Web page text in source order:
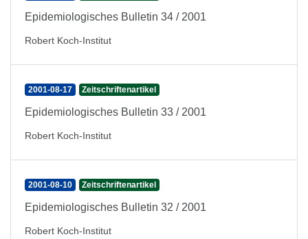
Epidemiologisches Bulletin 34 / 2001
Robert Koch-Institut
2001-08-17 Zeitschriftenartikel
Epidemiologisches Bulletin 33 / 2001
Robert Koch-Institut
2001-08-10 Zeitschriftenartikel
Epidemiologisches Bulletin 32 / 2001
Robert Koch-Institut